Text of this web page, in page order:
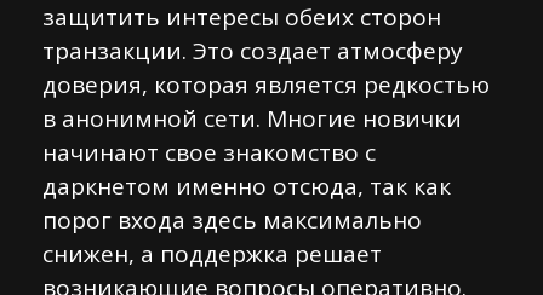
защитить интересы обеих сторон
транзакции. Это создает атмосферу
доверия, которая является редкостью
в анонимной сети. Многие новички
начинают свое знакомство с
даркнетом именно отсюда, так как
порог входа здесь максимально
снижен, а поддержка решает
возникающие вопросы оперативно.